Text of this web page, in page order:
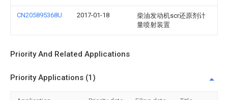
CN205895368U 2017-01-18
柴油发动机scr还原剂计
量喷射装置
Priority And Related Applications
Priority Applications (1)